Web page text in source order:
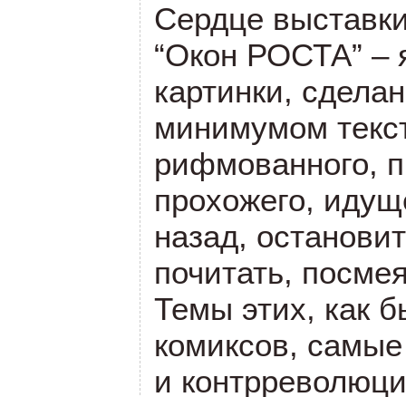
Сердце
“Окон РОСТА” –
картинки,
минимумом
рифмованного,
прохожего,
назад,
почитать,
Темы этих, как
комиксов,
и